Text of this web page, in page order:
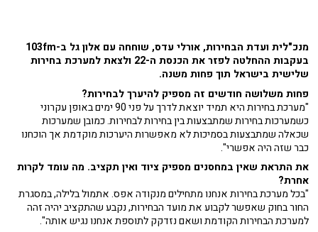
מנכ"לית ועדת הבחירות, אורלי עדס, שוחחה עם אלון גל ב-103fm
בעקבות ההחלטה לפזר את הכנסת ה-22 ולצאת למערכת בחירות
שלישית בישראל תוך פחות משנה.
פחות משלושה חודשים זה מספיק להיערך לבחירות?
"מערכת בחירות היא תמיד יוצאת לדרך על פני 90 ימים באופן עקרוני
כשמערכות בחירות שמתבצעות בין בחירות לבחירות. כמובן שמערכות
שכאלה שמתבצעות בסמיכות לא מאפשרות היערכות מוקדמת אך הוכחנו
כבר שזה היה אפשרי".
את התראת שאין במחסנים מספיק ציוד ואין תקציב. מה עומד לקרות
אחרת?
"בכל מערכת בחירות אנחנו מתחילים מנקודה אפס. אתמול בלילה, במסגרת
החור בחוק שאפשר לקבוע את מועד הבחירות, נקבע שהתקציב יהיה זהה
למערכת הבחירות הקודמת ושאם נזדקק לתוספת אנחנו נגיש אותה".